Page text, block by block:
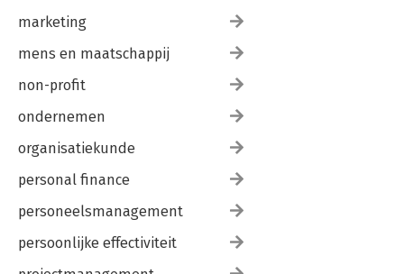
marketing
mens en maatschappij
non-profit
ondernemen
organisatiekunde
personal finance
personeelsmanagement
persoonlijke effectiviteit